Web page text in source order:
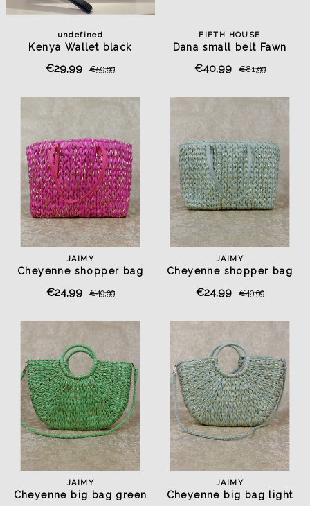
undefined
Kenya Wallet black
€29,99 €59,99
FIFTH HOUSE
Dana small belt Fawn
€40,99 €81,99
JAIMY
Cheyenne shopper bag
€24,99 €49,99
JAIMY
Cheyenne shopper bag
€24,99 €49,99
JAIMY
Cheyenne big bag green
JAIMY
Cheyenne big bag light